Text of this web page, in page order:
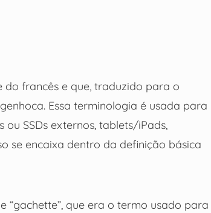
do francês e que, traduzido para o
Essa terminologia é usada para
SSDs externos, tablets/iPads,
se encaixa dentro da definição básica
que era o termo usado para